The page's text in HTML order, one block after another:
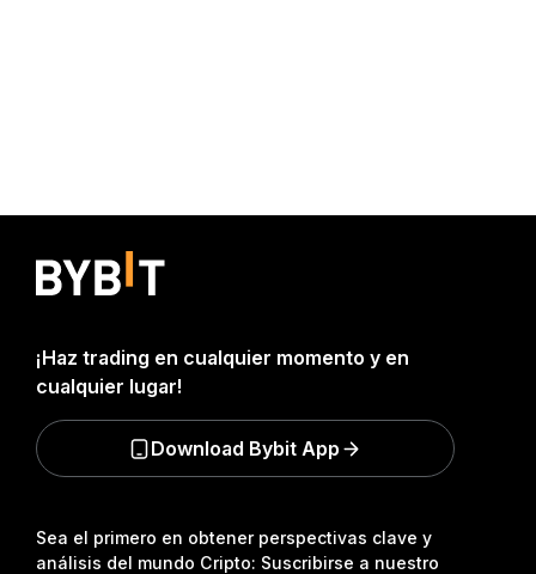
Sea el primero en obtener perspectivas clave y
análisis del mundo Cripto: Suscribirse a nuestro
¡Haz trading en cualquier momento y en
cualquier lugar!
Download Bybit App